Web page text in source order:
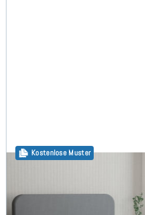
Kostenlose Muster
Megy Boxspringbett ohne